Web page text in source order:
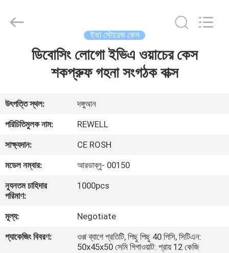
আমাদের
সম্পর্কে
কারখানা
ভ্রমণ
মান
নিয়ন্ত্রণ
Rights
ইভা স্টোরেজ কেস
ডিবোসিং লোগো ইভিএ ওয়াচের কেস
শকপ্রুফ গহনা সংগঠক বাক্স
উৎপত্তি স্থল:
দঙ্গুআন
পরিচিতিমুলক নাম:
REWELL
সাক্ষ্যদান:
CE ROSH
মডেল নম্বার:
আরডাব্লু- 00150
ন্যূনতম চাহিদার
পরিমাণ:
1000pcs
মূল্য:
Negotiate
প্যাকেজিং বিবরণ:
ওপ্প ব্যাগে প্রতিটি, পিছু পিছু 40 পিসি, সিটিএন:
50x45x50 সেমি গিগাওয়াট: প্রায় 12 কেজি